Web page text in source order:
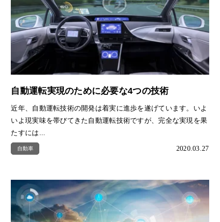
自動運転実現のために必要な4つの技術
近年、自動運転技術の開発は着実に進歩を遂げています。いよ
いよ現実味を帯びてきた自動運転技術ですが、完全な実現を果
たすには...
自動車 2020.03.27